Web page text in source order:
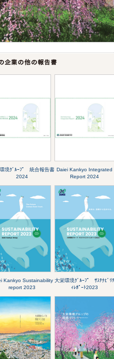
境ｸﾞﾙｰﾌﾟ 統合報告書
2024
Daiei Kankyo Integrated
Report 2024
Kankyo Sustainability
report 2023
大栄環境ｸﾞﾙｰﾌﾟ ｻｽﾃﾅﾋﾞﾘ
ｨﾚﾎﾟｰﾄ2023